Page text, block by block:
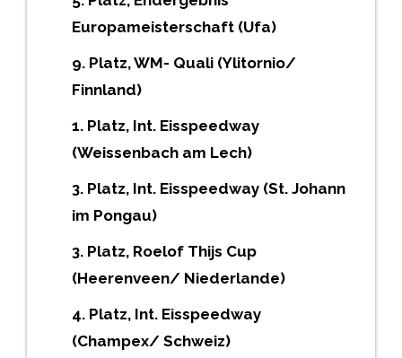
Europameisterschaft (Ufa)
9. Platz, WM- Quali (Ylitornio/
Finnland)
1. Platz, Int. Eisspeedway
(Weissenbach am Lech)
3. Platz, Int. Eisspeedway (St. Johann
im Pongau)
3. Platz, Roelof Thijs Cup
(Heerenveen/ Niederlande)
4. Platz, Int. Eisspeedway
(Champex/ Schweiz)